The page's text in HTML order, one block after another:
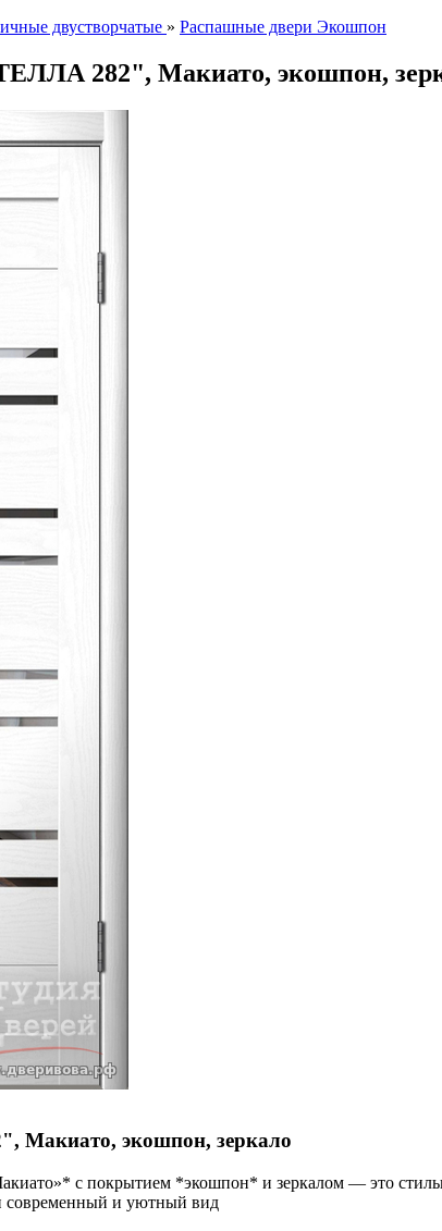
двустворчатые » Распашные двери Экошпон
282", Макиато, экошпон,
Макиато, экошпон, зеркало
с покрытием *экошпон* и зеркалом — это
современный и уютный вид